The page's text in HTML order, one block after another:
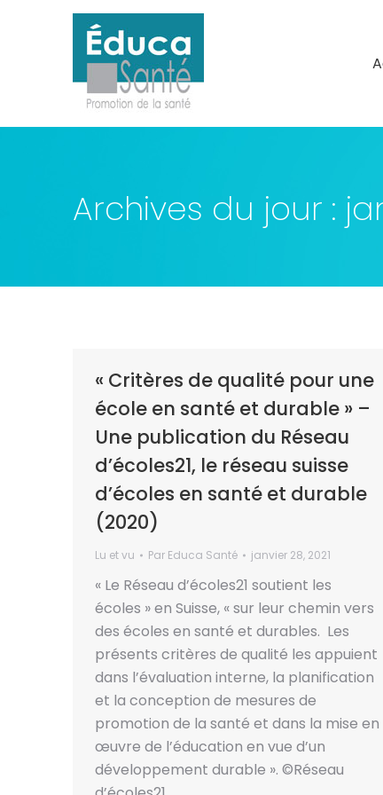
Archives du jour :
« Critères de qualité pour une
école en santé et durable » –
Une publication du Réseau
d’écoles21, le réseau suisse
d’écoles en santé et durable
(2020)
Lu et vu Par Educa Santé janvier 28, 2021
« Le Réseau d’écoles21 soutient les
écoles » en Suisse, « sur leur chemin vers
des écoles en santé et durables. Les
présents critères de qualité les appuient
dans l’évaluation interne, la planification
et la conception de mesures de
promotion de la santé et dans la mise en
œuvre de l’éducation en vue d’un
développement durable ». ©Réseau